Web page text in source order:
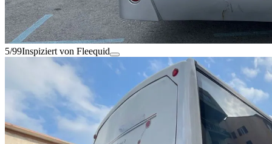
5/99Inspiziert von Fleequid